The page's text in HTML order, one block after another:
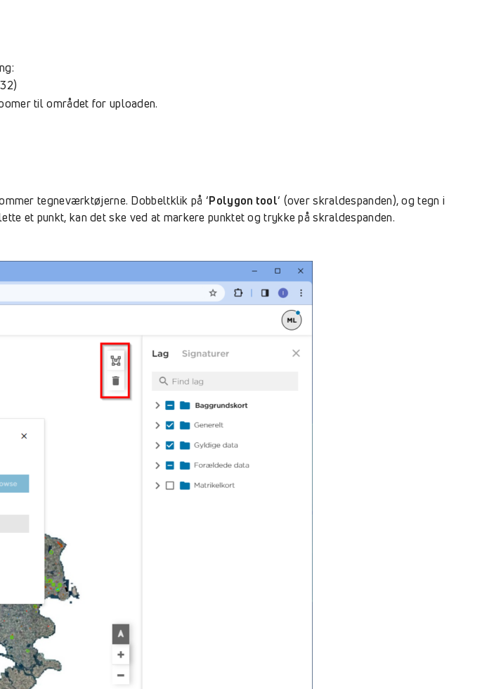
til området for uploaden.
tegneværktøjerne. Dobbeltklik på ‘Polygon tool‘ (over skraldespanden), og tegn i
et punkt, kan det ske ved at markere punktet og trykke på skraldespanden.